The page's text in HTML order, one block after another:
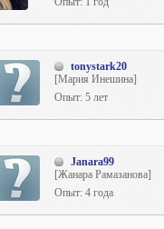
tonystark20
[Мария Инешина]
Опыт: 5 лет
Janara99
[Жанара Рамазанова]
Опыт: 4 года